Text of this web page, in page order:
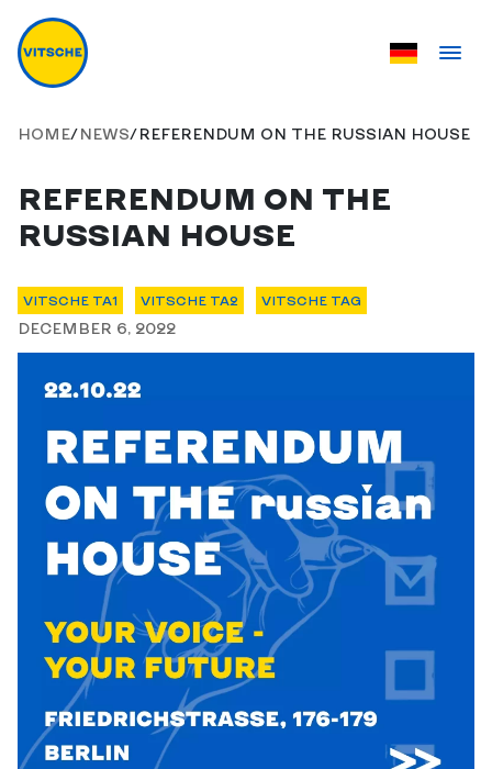
HOME/NEWS/REFERENDUM ON THE RUSSIAN HOUSE
REFERENDUM ON THE
RUSSIAN HOUSE
VITSCHE TA1 VITSCHE TA2 VITSCHE TAG
DECEMBER 6, 2022